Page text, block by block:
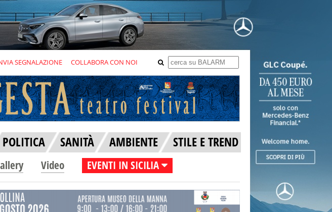
SEGNALAZIONE COLLABORA CON NOI
POLITICA SANITÀ AMBIENTE STILE E TREND
Video EVENTI IN SICILIA